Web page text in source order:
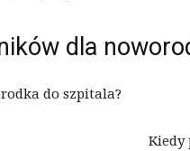
dla
do szpitala?
Kiedy